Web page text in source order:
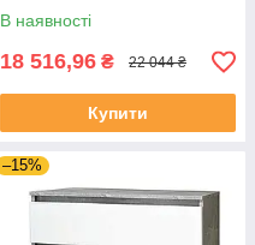
В наявності
18 516,96 ₴ 22 044 ₴
Купити
–15%